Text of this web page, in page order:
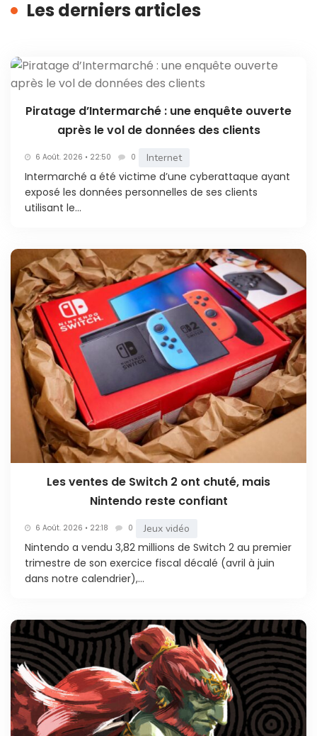
Les derniers articles
Piratage d’Intermarché : une enquête ouverte
après le vol de données des clients
6 Août. 2026 • 22:50 0 Internet
Intermarché a été victime d’une cyberattaque ayant
exposé les données personnelles de ses clients
utilisant le...
Les ventes de Switch 2 ont chuté, mais
Nintendo reste confiant
6 Août. 2026 • 22:18 0 Jeux vidéo
Nintendo a vendu 3,82 millions de Switch 2 au premier
trimestre de son exercice fiscal décalé (avril à juin
dans notre calendrier),...